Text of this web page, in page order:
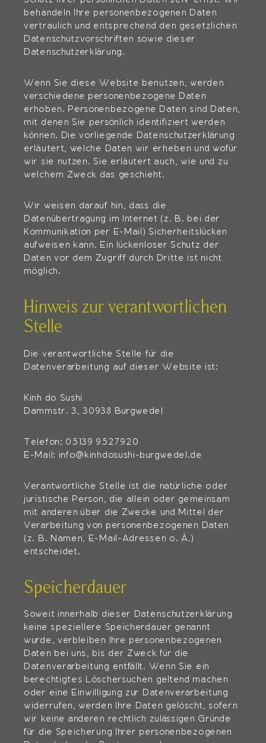
behandeln Ihre personenbezogenen Daten
vertraulich und entsprechend den gesetzlichen
Datenschutzvorschriften sowie dieser
Datenschutzerklärung.
Wenn Sie diese Website benutzen, werden
verschiedene personenbezogene Daten
erhoben. Personenbezogene Daten sind Daten,
mit denen Sie persönlich identifiziert werden
können. Die vorliegende Datenschutzerklärung
erläutert, welche Daten wir erheben und wofür
wir sie nutzen. Sie erläutert auch, wie und zu
welchem Zweck das geschieht.
Wir weisen darauf hin, dass die
Datenübertragung im Internet (z. B. bei der
Kommunikation per E-Mail) Sicherheitslücken
aufweisen kann. Ein lückenloser Schutz der
Daten vor dem Zugriff durch Dritte ist nicht
möglich.
Hinweis zur verantwortlichen
Stelle
Die verantwortliche Stelle für die
Datenverarbeitung auf dieser Website ist:
Kinh do Sushi
Dammstr. 3, 30938 Burgwedel
Telefon: 05139 9527920
E-Mail: info@kinhdosushi-burgwedel.de
Verantwortliche Stelle ist die natürliche oder
juristische Person, die allein oder gemeinsam
mit anderen über die Zwecke und Mittel der
Verarbeitung von personenbezogenen Daten
(z. B. Namen, E-Mail-Adressen o. Ä.)
entscheidet.
Speicherdauer
Soweit innerhalb dieser Datenschutzerklärung
keine speziellere Speicherdauer genannt
wurde, verbleiben Ihre personenbezogenen
Daten bei uns, bis der Zweck für die
Datenverarbeitung entfällt. Wenn Sie ein
berechtigtes Löschersuchen geltend machen
oder eine Einwilligung zur Datenverarbeitung
widerrufen, werden Ihre Daten gelöscht, sofern
wir keine anderen rechtlich zulässigen Gründe
für die Speicherung Ihrer personenbezogenen